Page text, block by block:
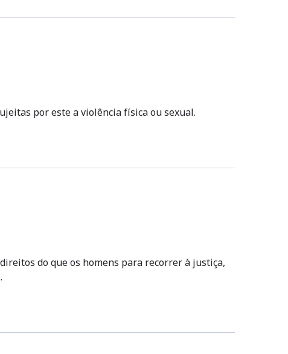
por este a violência física ou sexual.
do que os homens para recorrer à justiça,